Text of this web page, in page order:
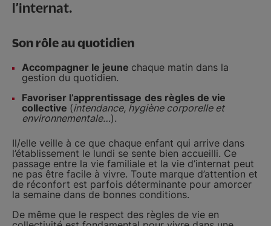
l’internat.
Son rôle au quotidien
Accompagner le jeune chaque matin dans la
gestion du quotidien.
Favoriser l’apprentissage des règles de vie
collective (intendance, hygiène corporelle et
environnementale…).
Il/elle veille à ce que chaque enfant qui arrive dans
l’établissement le lundi se sente bien accueilli. Ce
passage entre la vie familiale et la vie d’internat peut
ne pas être facile à vivre. Toute marque d’attention et
de réconfort est parfois déterminante pour amorcer
la semaine dans de bonnes conditions.
De même que le respect des règles de vie en